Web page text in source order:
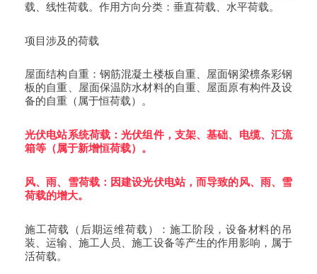
载、线性荷载。作用方向分类：垂直荷载、水平荷载。
项目涉及的荷载
屋面结构自重：钢筋混凝土楼板自重、屋面钢梁檩条彩钢
板的自重、屋面保温防水材料的自重、屋面原有构件及设
备的自重（属于恒荷载）。
光伏电站系统荷载：光伏组件，支架、基础、电缆、汇流
箱等（属于新增恒荷载）。
风、雨、雪荷载：因建设光伏电站，而导致的风、雨、雪
荷载的增大。
施工荷载（后期运维荷载）：施工阶段，设备材料的吊
装、运输、施工人员、施工设备等产生的作用影响，属于
活荷载。